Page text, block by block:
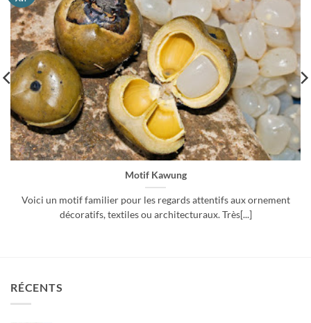
Motif Kawung
Voici un motif familier pour les regards attentifs aux ornement
décoratifs, textiles ou architecturaux. Très[...]
RÉCENTS